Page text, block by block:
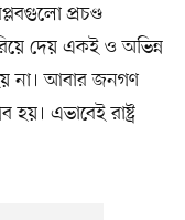
প্রচণ্ড
দেয় একই ও অভিন্ন
না। আবার জনগণ
হয়। এভাবেই রাষ্ট্র